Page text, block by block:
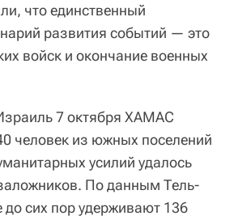
что единственный
развития событий — это
войск и окончание военных
7 октября ХАМАС
человек из южных поселений
усилий удалось
По данным Тель-
до сих пор удерживают 136